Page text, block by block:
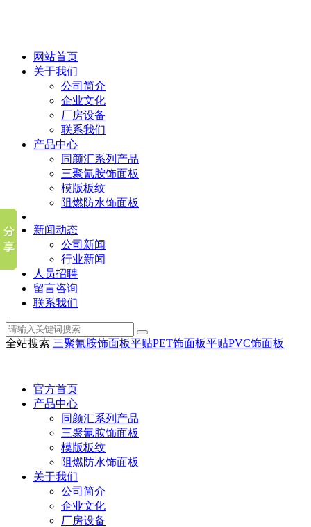
网站首页
关于我们
公司简介
企业文化
厂房设备
联系我们
产品中心
同颜汇系列产品
三聚氰胺饰面板
模版板纹
阻燃防水饰面板
新闻动态
公司新闻
行业新闻
人员招聘
留言咨询
联系我们
全站搜索 三聚氰胺饰面板平贴PET饰面板平贴PVC饰面板
官方首页
产品中心
同颜汇系列产品
三聚氰胺饰面板
模版板纹
阻燃防水饰面板
关于我们
公司简介
企业文化
厂房设备